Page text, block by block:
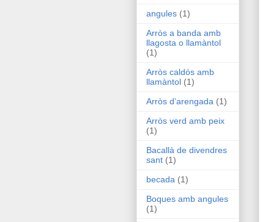
angules (1)
Arròs a banda amb
llagosta o llamàntol
(1)
Arròs caldós amb
llamàntol (1)
Arròs d’arengada (1)
Arròs verd amb peix
(1)
Bacallà de divendres
sant (1)
becada (1)
Boques amb angules
(1)